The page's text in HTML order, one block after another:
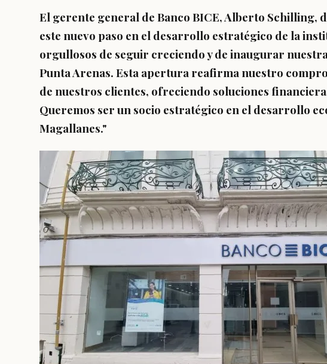
El gerente general de Banco BICE, Alberto Schilling,
este nuevo paso en el desarrollo estratégico de la
orgullosos de seguir creciendo y de inaugurar
Punta Arenas. Esta apertura reafirma nuestro
de nuestros clientes, ofreciendo soluciones
Queremos ser un socio estratégico en el desarrollo
Magallanes."